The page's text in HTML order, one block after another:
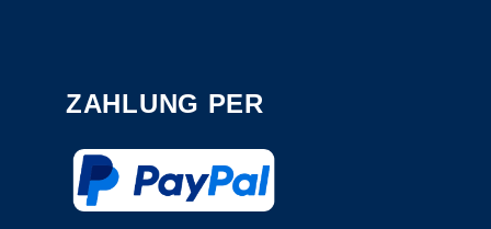
ZAHLUNG PER